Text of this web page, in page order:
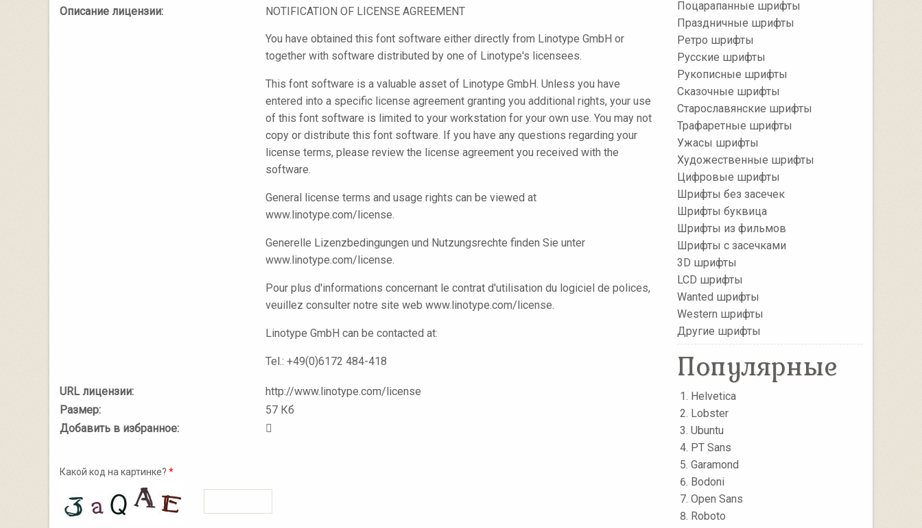
Описание лицензии:
NOTIFICATION OF LICENSE AGREEMENT
You have obtained this font software either directly from Linotype GmbH or
together with software distributed by one of Linotype's licensees.
This font software is a valuable asset of Linotype GmbH. Unless you have
entered into a specific license agreement granting you additional rights, your use
of this font software is limited to your workstation for your own use. You may not
copy or distribute this font software. If you have any questions regarding your
license terms, please review the license agreement you received with the
software.
General license terms and usage rights can be viewed at
www.linotype.com/license.
Generelle Lizenzbedingungen und Nutzungsrechte finden Sie unter
www.linotype.com/license.
Pour plus d'informations concernant le contrat d'utilisation du logiciel de polices,
veuillez consulter notre site web www.linotype.com/license.
Linotype GmbH can be contacted at:
Tel.: +49(0)6172 484-418
URL лицензии:
http://www.linotype.com/license
Размер:
57 Кб
Добавить в избранное:
Какой код на картинке? *
Поцарапанные шрифты
Праздничные шрифты
Ретро шрифты
Русские шрифты
Рукописные шрифты
Сказочные шрифты
Старославянские шрифты
Трафаретные шрифты
Ужасы шрифты
Художественные шрифты
Цифровые шрифты
Шрифты без засечек
Шрифты буквица
Шрифты из фильмов
Шрифты с засечками
3D шрифты
LCD шрифты
Wanted шрифты
Western шрифты
Другие шрифты
Популярные
Helvetica
Lobster
Ubuntu
PT Sans
Garamond
Bodoni
Open Sans
Roboto